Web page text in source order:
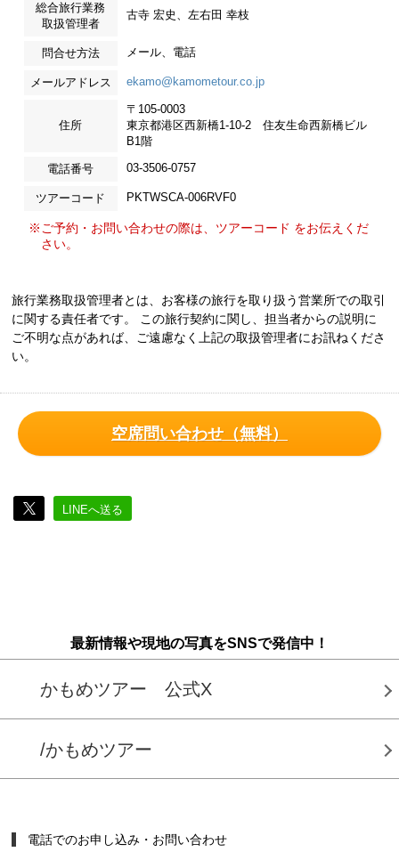
総合旅行業務
取扱管理者
古寺 宏史、左右田 幸枝
問合せ方法 メール、電話
メールアドレス ekamo@kamometour.co.jp
住所
〒105-0003
東京都港区西新橋1-10-2 住友生命西新橋ビル
B1階
電話番号 03-3506-0757
ツアーコード PKTWSCA-006RVF0
※ご予約・お問い合わせの際は、ツアーコード をお伝えくだ
さい。
旅行業務取扱管理者とは、お客様の旅行を取り扱う営業所での取引
に関する責任者です。 この旅行契約に関し、担当者からの説明に
ご不明な点があれば、ご遠慮なく上記の取扱管理者にお訊ねくださ
い。
空席問い合わせ（無料）
LINEへ送る
最新情報や現地の写真をSNSで発信中！
かもめツアー 公式X
/かもめツアー
電話でのお申し込み・お問い合わせ